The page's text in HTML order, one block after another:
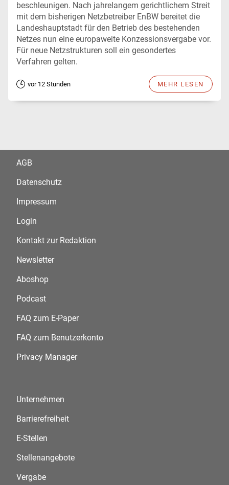
beschleunigen. Nach jahrelangem gerichtlichem Streit
mit dem bisherigen Netzbetreiber EnBW bereitet die
Landeshauptstadt für den Betrieb des bestehenden
Netzes nun eine europaweite Konzessionsvergabe vor.
Für neue Netzstrukturen soll ein gesondertes
Verfahren gelten.
vor 12 Stunden MEHR LESEN
AGB
Datenschutz
Impressum
Login
Kontakt zur Redaktion
Newsletter
Aboshop
Podcast
FAQ zum E-Paper
FAQ zum Benutzerkonto
Privacy Manager
Unternehmen
Barrierefreiheit
E-Stellen
Stellenangebote
Vergabe